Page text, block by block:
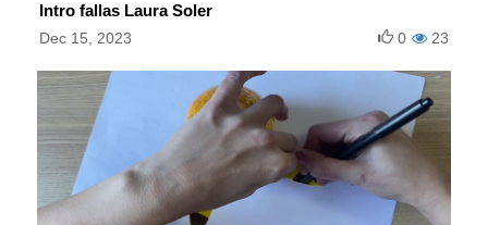
Intro fallas Laura Soler
Dec 15, 2023 23
0